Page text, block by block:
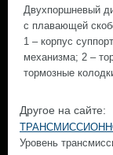
Двухпоршневый
с плавающей
1 – корпус
механизма; 2 –
тормозные
Другое на сайте:
Уровень